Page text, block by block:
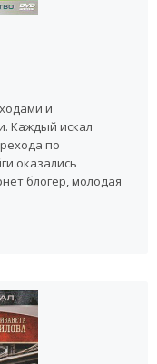
и
Каждый искал
по
оказались
блогер, молодая